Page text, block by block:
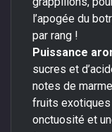
l’apogée du
par rang !
Puissance
sucres et
notes de
fruits exotiques
onctuosité et